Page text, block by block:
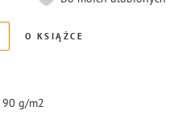
O KSIĄŻCE
90 g/m2